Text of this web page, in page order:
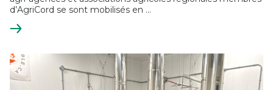
d’AgriCord se sont mobilisés en ...
En
plus